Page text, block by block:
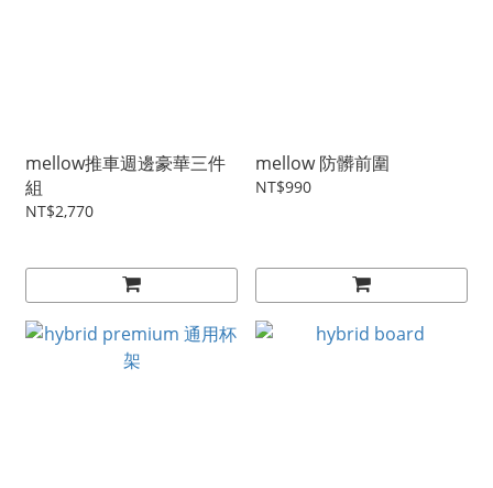
mellow推車週邊豪華三件
組
NT$2,770
mellow 防髒前圍
NT$990